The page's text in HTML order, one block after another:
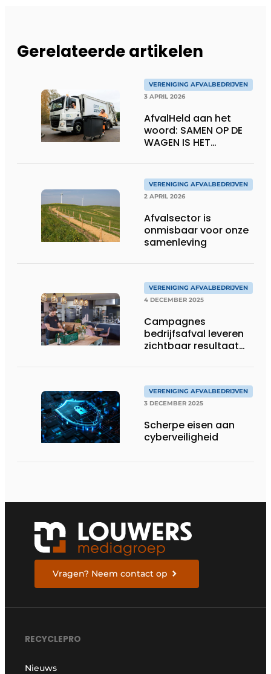
Gerelateerde artikelen
VERENIGING AFVALBEDRIJVEN
3 APRIL 2026
AfvalHeld aan het
woord: SAMEN OP DE
WAGEN IS HET
VERENIGING AFVALBEDRIJVEN
2 APRIL 2026
Afvalsector is
onmisbaar voor onze
samenleving
VERENIGING AFVALBEDRIJVEN
4 DECEMBER 2025
Campagnes
bedrijfsafval leveren
zichtbaar resultaat
VERENIGING AFVALBEDRIJVEN
3 DECEMBER 2025
Scherpe eisen aan
cyberveiligheid
Vragen? Neem contact op
RECYCLEPRO
Nieuws